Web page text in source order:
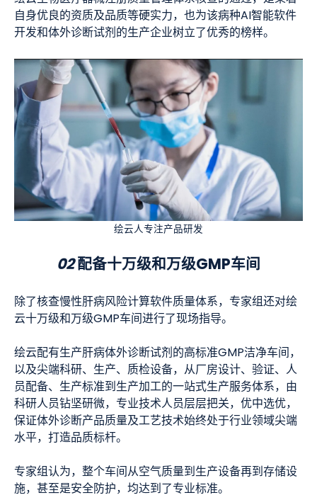
自身优良的资质及品质等硬实力，也为该病种AI智能软件
开发和体外诊断试剂的生产企业树立了优秀的榜样。
绘云人专注产品研发
02配备十万级和万级GMP车间
除了核查慢性肝病风险计算软件质量体系，专家组还对绘
云十万级和万级GMP车间进行了现场指导。
绘云配有生产肝病体外诊断试剂的高标准GMP洁净车间，
以及尖端科研、生产、质检设备，从厂房设计、验证、人
员配备、生产标准到生产加工的一站式生产服务体系，由
科研人员钻坚研微，专业技术人员层层把关，优中选优，
保证体外诊断产品质量及工艺技术始终处于行业领域尖端
水平，打造品质标杆。
专家组认为，整个车间从空气质量到生产设备再到存储设
施，甚至是安全防护，均达到了专业标准。